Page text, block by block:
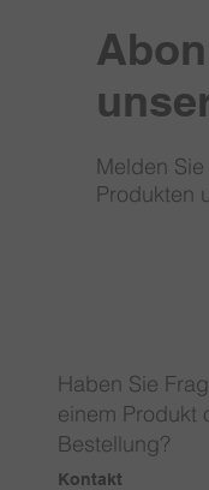
Melden
Produkten
Haben Sie
einem Produkt
Bestellung?
Kontakt